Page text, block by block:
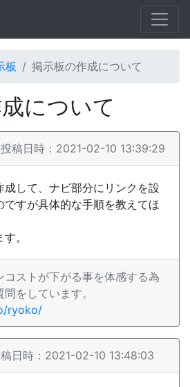
板 掲示板の作成について
について
投稿日時：2021-02-10 13:39:29
成して、ナビ部分にリンクを設
ですが具体的な手順を教えてほ
。
コストが下がる事を体感する為
をしています。
ryoko/
日時：2021-02-10 13:48:03